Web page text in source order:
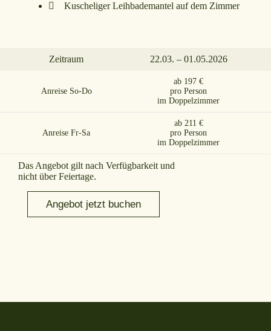
Kuscheliger Leihbademantel auf dem Zimmer
Zeitraum 22.03. – 01.05.2026
Anreise So-Do
ab 197 €
pro Person
im Doppelzimmer
Anreise Fr-Sa
ab 211 €
pro Person
im Doppelzimmer
Das Angebot gilt nach Verfügbarkeit und
nicht über Feiertage.
Angebot jetzt buchen